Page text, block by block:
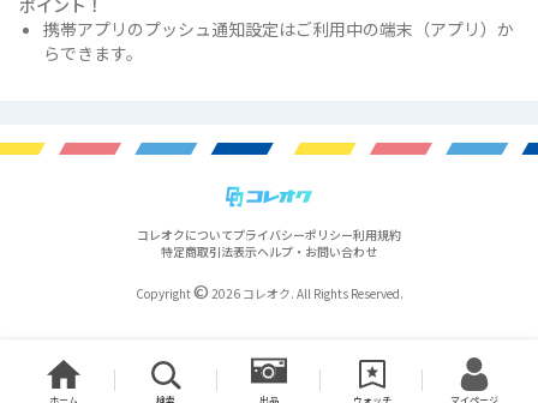
ポイント！
携帯アプリのプッシュ通知設定はご利用中の端末（アプリ）か
らできます。
コレオクについてプライバシーポリシー利用規約
特定商取引法表示ヘルプ・お問い合わせ
Copyright© 2026 コレオク. All Rights Reserved.
ホーム 検索 出品 ウォッチ マイページ